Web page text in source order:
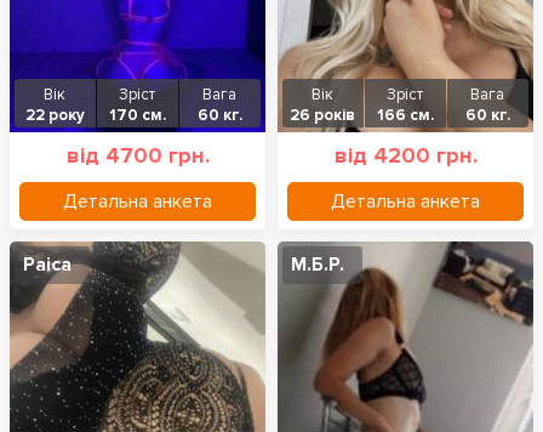
Вік
22 року
Зріст
170 см.
Вага
60 кг.
від 4700 грн.
Детальна анкета
Вік
26 років
Зріст
166 см.
Вага
60 кг.
від 4200 грн.
Детальна анкета
Раіса М.Б.Р.